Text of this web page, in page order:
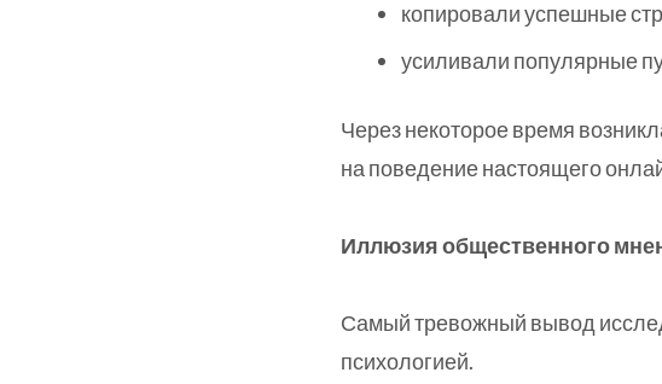
копировали успешные
усиливали популярные
Через некоторое время
на поведение настоящего
Иллюзия общественного
Самый тревожный вывод
психологией.